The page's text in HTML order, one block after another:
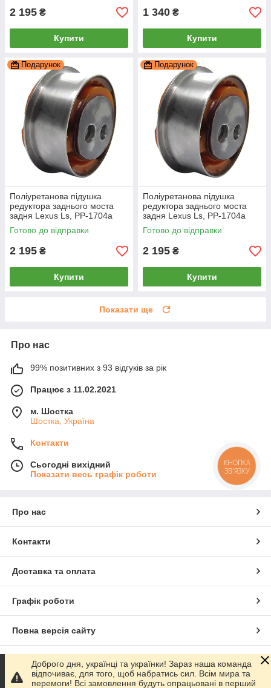
2 195 ₴
Купити
1 340 ₴
Купити
Подарунок
Поліуретанова підушка
редуктора заднього моста
задня Lexus Ls, PP-1704a
Готово до відправки
2 195 ₴
Купити
Подарунок
Поліуретанова підушка
редуктора заднього моста
задня Lexus Ls, PP-1704a
Готово до відправки
2 195 ₴
Купити
Показати ще
Про нас
99% позитивних з 93 відгуків за рік
Працює з 11.02.2021
м. Шостка
Шостка, Україна
Контакти
Сьогодні вихідний
Показати весь графік роботи
Про нас
Контакти
Доставка та оплата
Графік роботи
Повна версія сайту
Сайт створено на маркетплейсіProm.ua
Доброго дня, українці та українки! Зараз наша команда
відпочиває, для того, щоб набратись сил. Всім мира та
перемоги! Всі замовлення будуть опрацьовані в перший
КНОПКА
ЗВ'ЯЗКУ